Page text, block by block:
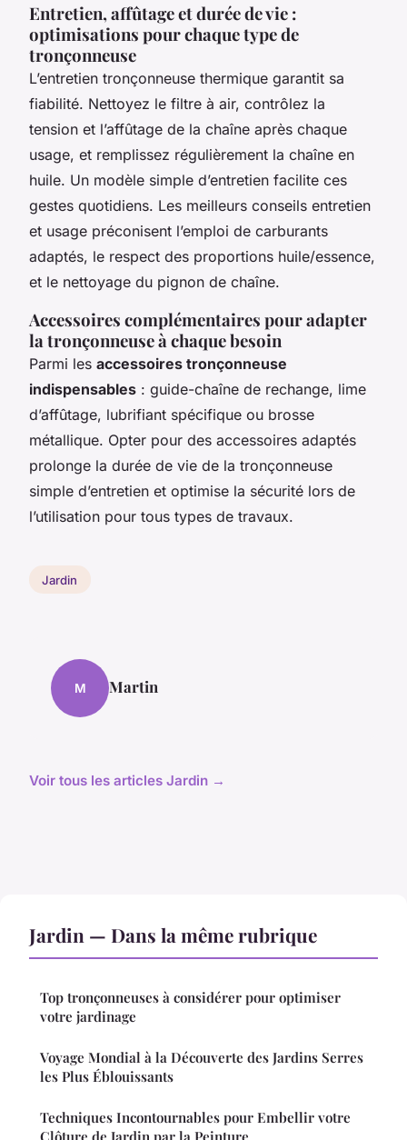
Entretien, affûtage et durée de vie :
optimisations pour chaque type de
tronçonneuse
L’entretien tronçonneuse thermique garantit sa
fiabilité. Nettoyez le filtre à air, contrôlez la
tension et l’affûtage de la chaîne après chaque
usage, et remplissez régulièrement la chaîne en
huile. Un modèle simple d’entretien facilite ces
gestes quotidiens. Les meilleurs conseils entretien
et usage préconisent l’emploi de carburants
adaptés, le respect des proportions huile/essence,
et le nettoyage du pignon de chaîne.
Accessoires complémentaires pour adapter
la tronçonneuse à chaque besoin
Parmi les accessoires tronçonneuse
indispensables : guide-chaîne de rechange, lime
d’affûtage, lubrifiant spécifique ou brosse
métallique. Opter pour des accessoires adaptés
prolonge la durée de vie de la tronçonneuse
simple d’entretien et optimise la sécurité lors de
l’utilisation pour tous types de travaux.
Jardin
M Martin
Voir tous les articles Jardin →
Jardin — Dans la même rubrique
Top tronçonneuses à considérer pour optimiser
votre jardinage
Voyage Mondial à la Découverte des Jardins Serres
les Plus Éblouissants
Techniques Incontournables pour Embellir votre